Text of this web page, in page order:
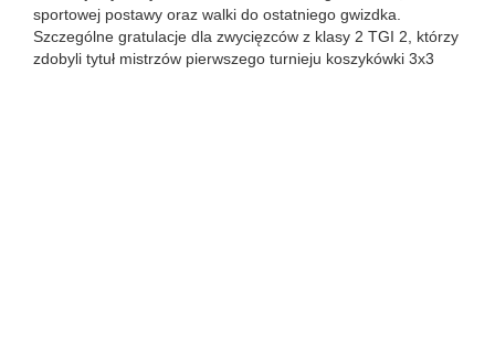
sportowej postawy oraz walki do ostatniego gwizdka.
Szczególne gratulacje dla zwycięzców z klasy 2 TGI 2, którzy
zdobyli tytuł mistrzów pierwszego turnieju koszykówki 3x3